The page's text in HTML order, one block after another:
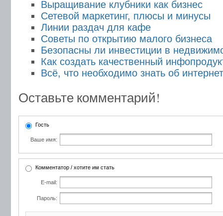
Выращивание клубники как бизнес
Сетевой маркетинг, плюсы и минусы
Линии раздач для кафе
Советы по открытию малого бизнеса
Безопасны ли инвестиции в
Как создать качественный
Всё, что необходимо знать об
Оставьте комментарий!
Гость
Ваше имя:
Комментатор / хотите им стать
E-mail:
Пароль: